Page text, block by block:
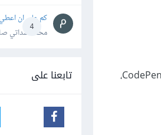
، لا تتردد في التعديل على الشيفرة وتجربة أمور جديدة. قد ترغب في استضافة الشيفرة بنفسك، أو قد تُفضِّل استخدام CodePen،
4
كم علي ان
محمد سداتي صامد2
تابعنا على